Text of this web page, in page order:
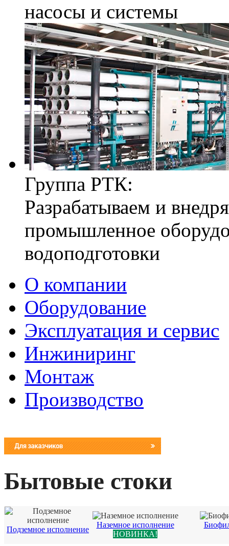
насосы и системы
Группа РТК:
Разрабатываем и
промышленное
водоподготовки
О компании
Оборудование
Эксплуатация и сервис
Инжиниринг
Монтаж
Производство
Бытовые стоки
Подземное исполнение
Наземное исполнение
НОВИНКА!